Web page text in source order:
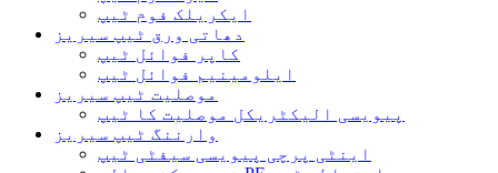
ایکریلک فوم ٹیپ
دھاتی ورق ٹیپ سیریز
کاپر فوائل ٹیپ
ایلومینیم فوائل ٹیپ
موصلیت ٹیپ سیریز
پیویسی الیکٹریکل موصلیت کا ٹیپ
وارننگ ٹیپ سیریز
اینٹی پرچی پیویسی سیفٹی ٹیپ